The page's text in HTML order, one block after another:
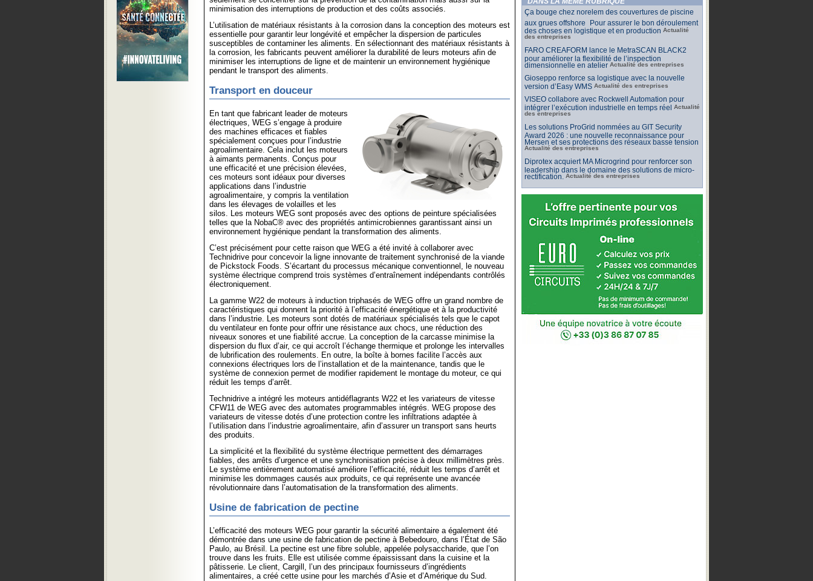
minimisation des interruptions de production et des coûts associés.
L’utilisation de matériaux résistants à la corrosion dans la conception des moteurs est
essentielle pour garantir leur longévité et empêcher la dispersion de particules
susceptibles de contaminer les aliments. En sélectionnant des matériaux résistants à
la corrosion, les fabricants peuvent améliorer la durabilité de leurs moteurs afin de
minimiser les interruptions de ligne et de maintenir un environnement hygiénique
pendant le transport des aliments.
Transport en douceur
En tant que fabricant leader de moteurs
électriques, WEG s’engage à produire
des machines efficaces et fiables
spécialement conçues pour l’industrie
agroalimentaire. Cela inclut les moteurs
à aimants permanents. Conçus pour
une efficacité et une précision élevées,
ces moteurs sont idéaux pour diverses
applications dans l’industrie
agroalimentaire, y compris la ventilation
dans les élevages de volailles et les
silos. Les moteurs WEG sont proposés avec des options de peinture spécialisées
telles que la NobaC® avec des propriétés antimicrobiennes garantissant ainsi un
environnement hygiénique pendant la transformation des aliments.
C’est précisément pour cette raison que WEG a été invité à collaborer avec
Technidrive pour concevoir la ligne innovante de traitement synchronisé de la viande
de Pickstock Foods. S’écartant du processus mécanique conventionnel, le nouveau
système électrique comprend trois systèmes d’entraînement indépendants contrôlés
électroniquement.
La gamme W22 de moteurs à induction triphasés de WEG offre un grand nombre de
caractéristiques qui donnent la priorité à l’efficacité énergétique et à la productivité
dans l’industrie. Les moteurs sont dotés de matériaux spécialisés tels que le capot
du ventilateur en fonte pour offrir une résistance aux chocs, une réduction des
niveaux sonores et une fiabilité accrue. La conception de la carcasse minimise la
dispersion du flux d’air, ce qui accroît l’échange thermique et prolonge les intervalles
de lubrification des roulements. En outre, la boîte à bornes facilite l’accès aux
connexions électriques lors de l’installation et de la maintenance, tandis que le
système de connexion permet de modifier rapidement le montage du moteur, ce qui
réduit les temps d’arrêt.
Technidrive a intégré les moteurs antidéflagrants W22 et les variateurs de vitesse
CFW11 de WEG avec des automates programmables intégrés. WEG propose des
variateurs de vitesse dotés d’une protection contre les infiltrations adaptée à
l’utilisation dans l’industrie agroalimentaire, afin d’assurer un transport sans heurts
des produits.
La simplicité et la flexibilité du système électrique permettent des démarrages
fiables, des arrêts d’urgence et une synchronisation précise à deux millimètres près.
Le système entièrement automatisé améliore l’efficacité, réduit les temps d’arrêt et
minimise les dommages causés aux produits, ce qui représente une avancée
révolutionnaire dans l’automatisation de la transformation des aliments.
Usine de fabrication de pectine
L’efficacité des moteurs WEG pour garantir la sécurité alimentaire a également été
démontrée dans une usine de fabrication de pectine à Bebedouro, dans l’État de São
Paulo, au Brésil. La pectine est une fibre soluble, appelée polysaccharide, que l’on
trouve dans les fruits. Elle est utilisée comme épaississant dans la cuisine et la
pâtisserie. Le client, Cargill, l’un des principaux fournisseurs d’ingrédients
alimentaires, a créé cette usine pour les marchés d’Asie et d’Amérique du Sud.
Ça bouge chez norelem des couvertures de piscine
aux grues offshore Pour assurer le bon déroulement
des choses en logistique et en production Actualité
des entreprises
FARO CREAFORM lance le MetraSCAN BLACK2
pour améliorer la flexibilité de l’inspection
dimensionnelle en atelier Actualité des entreprises
Gioseppo renforce sa logistique avec la nouvelle
version d’Easy WMS Actualité des entreprises
VISEO collabore avec Rockwell Automation pour
intégrer l’exécution industrielle en temps réel Actualité
des entreprises
Les solutions ProGrid nommées au GIT Security
Award 2026 : une nouvelle reconnaissance pour
Mersen et ses protections des réseaux basse tension
Actualité des entreprises
Diprotex acquiert MA Microgrind pour renforcer son
leadership dans le domaine des solutions de micro-
rectification.
Actualité des entreprises